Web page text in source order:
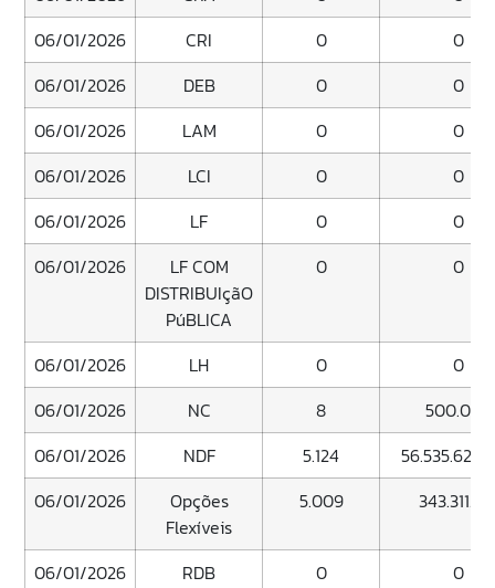
06/01/2026
CRI 0
0
06/01/2026
DEB 0
0
06/01/2026
LAM 0
0
06/01/2026
LCI 0
0
06/01/2026
LF 0
0
06/01/2026
LF COM
DISTRIBUIçãO
PúBLICA
0 0
06/01/2026 LH 0
0
06/01/2026
NC 8
500.000
06/01/2026
NDF 5.124
06/01/2026
Opções
Flexíveis
5.009
06/01/2026 RDB 0
0